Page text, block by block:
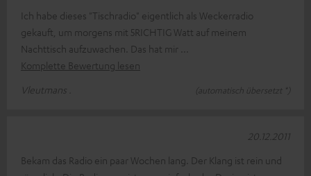
Ich habe dieses "Tischradio" eigentlich als Weckerradio
gekauft, um morgens mit 5RICHTIG Watt auf meinem
Nachttisch aufzuwachen. Das hat mir
Komplette Bewertung lesen
Vleutmans .
(automatisch übersetzt *)
Bekam das Radio ein paar Wochen lang. Der Klang ist rein und
20.12.2011